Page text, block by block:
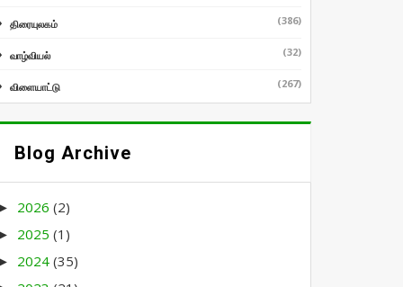
திரையுலகம் (386)
வாழ்வியல் (32)
விளையாட்டு (267)
Blog Archive
► 2026(2)
► 2025(1)
► 2024(35)